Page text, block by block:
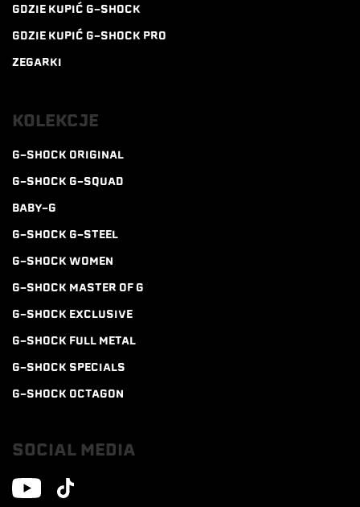
GDZIE KUPIĆ G-SHOCK
GDZIE KUPIĆ G-SHOCK PRO
ZEGARKI
KOLEKCJE
G-SHOCK ORIGINAL
G-SHOCK G-SQUAD
BABY-G
G-SHOCK G-STEEL
G-SHOCK WOMEN
G-SHOCK MASTER OF G
G-SHOCK EXCLUSIVE
G-SHOCK FULL METAL
G-SHOCK SPECIALS
G-SHOCK OCTAGON
SOCIAL MEDIA